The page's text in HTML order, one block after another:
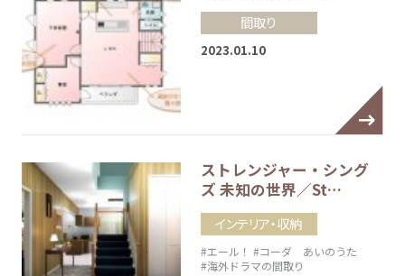
間取り
2023.01.10
ストレンジャー・シング
ズ 未知の世界／St…
インテリア・収納
#エール！ #コーダ あいのうた
#海外ドラマの間取り